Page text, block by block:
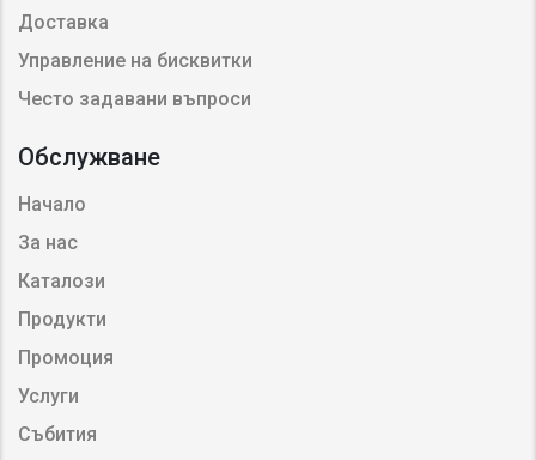
Доставка
Управление на бисквитки
Често задавани въпроси
Обслужване
Начало
За нас
Каталози
Продукти
Промоция
Услуги
Събития